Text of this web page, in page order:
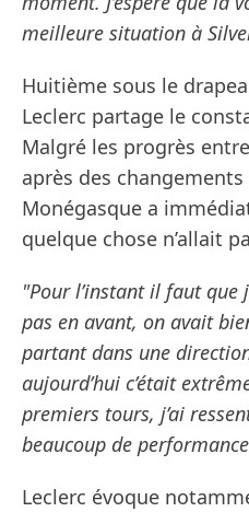
meilleure situation à
Huitième sous le
Leclerc partage le
Malgré les progrès
après des
Monégasque a
quelque chose n’allait
"Pour l’instant il faut que
pas en avant, on avait
partant dans une
aujourd’hui c’était
premiers tours, j’ai
beaucoup de
Leclerc évoque